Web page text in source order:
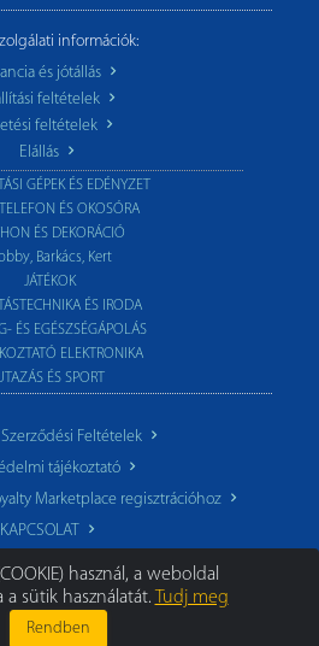
információk:
és jótállás
feltételek
feltételek
Elállás
GÉPEK ÉS EDÉNYZET
ÉS OKOSÓRA
ÉS DEKORÁCIÓ
Barkács, Kert
JÁTÉKOK
ÉS IRODA
ÉS EGÉSZSÉGÁPOLÁS
ELEKTRONIKA
ÉS SPORT
Feltételek
tájékoztató
Marketplace regisztrációhoz
KAPCSOLAT
|Minden jog fenntartva.
használ, a weboldal
a sütik használatát.
Tudj meg
Rendben